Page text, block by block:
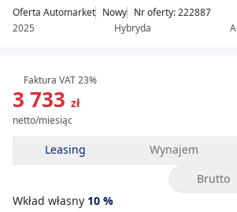
Oferta Automarket Nowy
2025
Hybryda A
Nr oferty: 222887
3 733 zł
netto/miesiąc
Faktura VAT 23%
Leasing Wynajem
Brutto
Wkład własny 10 %